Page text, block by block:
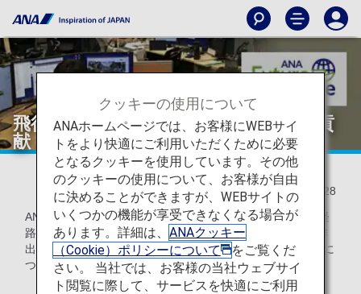
飛行経路の見直しでCO₂排出量削減に貢
献
2022/07/28
ANAの国際線において既存の飛行経路の見直し、また新規経
路の作成を実施し、必要燃料搭載量の削減、すなわちCO₂排
出量の削減に貢献している「Route Development Project」に
ついてご紹介します。
クッキーの使用について
ANAホームページでは、お客様にWEBサイ
トをより快適にご利用いただくために必要
となるクッキーを使用しています。その他
のクッキーの使用について、お客様が自由
に決めることができますが、WEBサイトの
いくつかの機能が享受できなくなる場合が
あります。詳細は、 ANAクッキー
（Cookie）ポリシーについて
をご覧くだ
さい。 当社では、お客様の当社ウェブサイ
ト閲覧に際して、サービスを快適にご利用